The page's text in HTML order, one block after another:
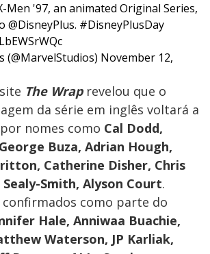
Men '97, an animated Original Series,
@DisneyPlus. #DisneyPlusDay
November 12,
The Wraprevelou que o
da série em inglês voltará a
nomes como Cal Dodd,
Buza, Adrian Hough,
Catherine Disher, Chris
Smith, Alyson Court.
como parte do
Hale, Anniwaa Buachie,
Waterson, JP Karliak,